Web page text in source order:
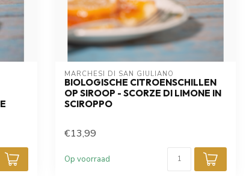
MARCHESI DI SAN GIULIANO
BIOLOGISCHE CITROENSCHILLEN
OP SIROOP - SCORZE DI LIMONE IN
SCIROPPO
€13,99
Op voorraad